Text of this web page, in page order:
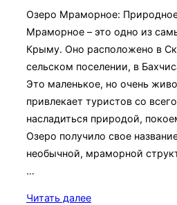
Озеро Мраморное:
Мраморное – это одно из
Крыму. Оно расположено в
сельском поселении, в
Это маленькое, но очень
привлекает туристов со
насладиться природой,
Озеро получило свое
необычной, мраморной
…
Читать далее«Озеро